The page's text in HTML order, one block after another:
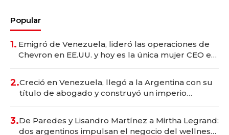
Popular
1. Emigró de Venezuela, lideró las operaciones de
Chevron en EE.UU. y hoy es la única mujer CEO en
2.Creció en Venezuela, llegó a la Argentina con su
título de abogado y construyó un imperio
3.De Paredes y Lisandro Martínez a Mirtha Legrand:
dos argentinos impulsan el negocio del wellness